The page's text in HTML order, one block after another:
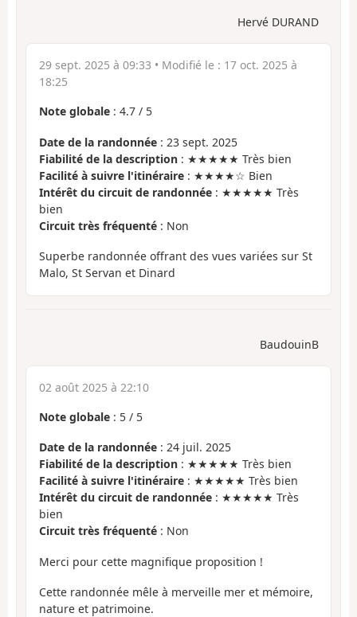
Hervé DURAND
29 sept. 2025 à 09:33 • Modifié le : 17 oct. 2025 à
18:25
Note globale : 4.7 / 5
Date de la randonnée : 23 sept. 2025
Fiabilité de la description : ★★★★★ Très bien
Facilité à suivre l'itinéraire : ★★★★☆ Bien
Intérêt du circuit de randonnée : ★★★★★ Très
bien
Circuit très fréquenté : Non
Superbe randonnée offrant des vues variées sur St
Malo, St Servan et Dinard
BaudouinB
02 août 2025 à 22:10
Note globale : 5 / 5
Date de la randonnée : 24 juil. 2025
Fiabilité de la description : ★★★★★ Très bien
Facilité à suivre l'itinéraire : ★★★★★ Très bien
Intérêt du circuit de randonnée : ★★★★★ Très
bien
Circuit très fréquenté : Non
Merci pour cette magnifique proposition !
Cette randonnée mêle à merveille mer et mémoire,
nature et patrimoine.